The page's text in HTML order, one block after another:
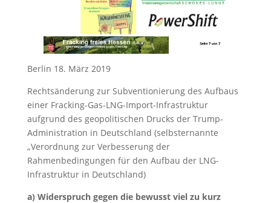
Berlin 18. März 2019
Rechtsänderung zur Subventionierung des Aufbaus
einer Fracking-Gas-LNG-Import-Infrastruktur
aufgrund des geopolitischen Drucks der Trump-
Administration in Deutschland (selbsternannte
„Verordnung zur Verbesserung der
Rahmenbedingungen für den Aufbau der LNG-
Infrastruktur in Deutschland)
a) Widerspruch gegen die bewusst viel zu kurz